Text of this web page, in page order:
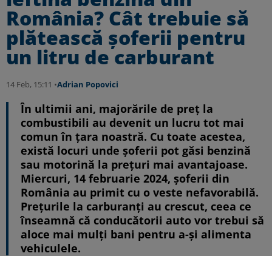
România? Cât trebuie să
plătească șoferii pentru
un litru de carburant
14 Feb, 15:11 •Adrian Popovici
În ultimii ani, majorările de preț la
combustibili au devenit un lucru tot mai
comun în țara noastră. Cu toate acestea,
există locuri unde șoferii pot găsi benzină
sau motorină la prețuri mai avantajoase.
Miercuri, 14 februarie 2024, șoferii din
România au primit cu o veste nefavorabilă.
Prețurile la carburanți au crescut, ceea ce
înseamnă că conducătorii auto vor trebui să
aloce mai mulți bani pentru a-și alimenta
vehiculele.